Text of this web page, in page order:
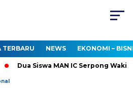
TERBARU NEWS EKONOMI –
Dua Siswa MAN IC Serpong Wakili